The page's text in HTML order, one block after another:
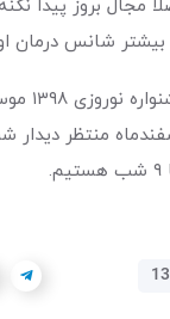
مجال بروز پیدا
شانس درمان
کیا
پور۷ تا ۱۰ اسفندماه منتظر